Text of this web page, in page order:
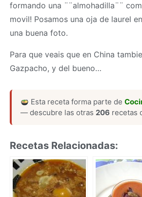
formando una ¨¨almohadilla¨¨
movil! Posamos una oja de laurel
una buena foto.
Para que veais que en China
Gazpacho, y del bueno…
Esta receta forma parte de
— descubre las otras 206 recetas
Recetas Relacionadas: